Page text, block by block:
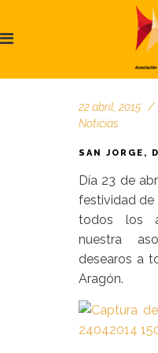
22 abril, 2015
Noticias
SAN JORGE,
Día 23 de
festividad de
todos los
nuestra
desearos a
Aragón.